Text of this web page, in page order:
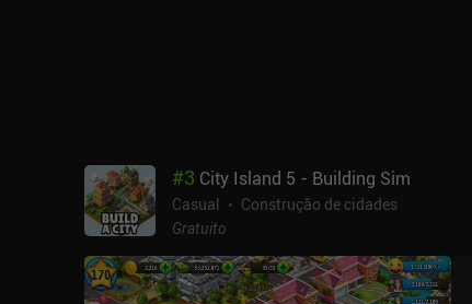
#3 City Island 5 - Building Sim
Casual
Construção de cidades
Gratuito